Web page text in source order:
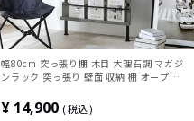
幅80cm 突っ張り棚 木目 大理石調 マガジ
ンラック 突っ張り 壁面 収納 棚 オープン
ォールシェルフ 間仕切り おしゃれ リビン
グ収納
¥ 14,900 税込